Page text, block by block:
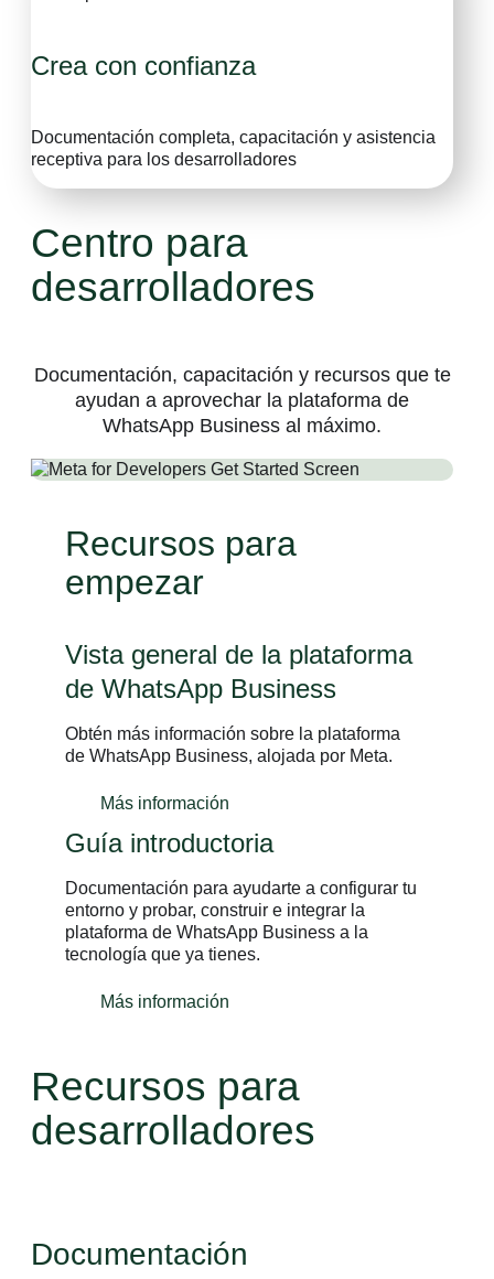
Crea con confianza
Documentación completa, capacitación y asistencia
receptiva para los desarrolladores
Centro para
desarrolladores
Documentación, capacitación y recursos que te
ayudan a aprovechar la plataforma de
WhatsApp Business al máximo.
Recursos para
empezar
Vista general de la plataforma
de WhatsApp Business
Obtén más información sobre la plataforma
de WhatsApp Business, alojada por Meta.
Más información
Guía introductoria
Documentación para ayudarte a configurar tu
entorno y probar, construir e integrar la
plataforma de WhatsApp Business a la
tecnología que ya tienes.
Más información
Recursos para
desarrolladores
Documentación